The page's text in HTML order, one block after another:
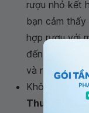
rượu nhỏ kết
bạn cảm thấy
hợp rượu với
đến tình
và rượu thực
Không uống
Thuốc mất